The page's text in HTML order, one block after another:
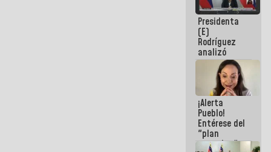
(1)
Presidenta
(E)
Rodríguez
analizó
junto a
gobernadores
planes de
recuperación
del Sistema
Eléctrico
Nacional
¡Alerta
Pueblo!
Entérese del
"plan
enjambre"